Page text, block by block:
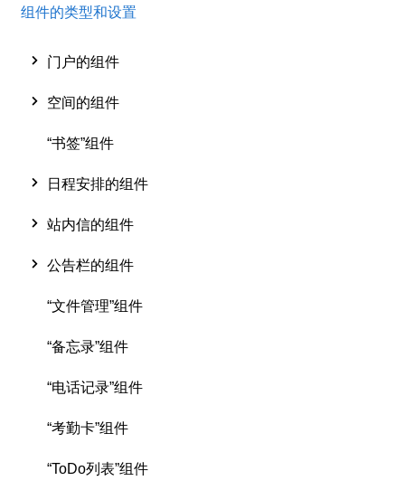
组件的类型和设置
门户的组件
空间的组件
“书签”组件
日程安排的组件
站内信的组件
公告栏的组件
“文件管理”组件
“备忘录”组件
“电话记录”组件
“考勤卡”组件
“ToDo列表”组件